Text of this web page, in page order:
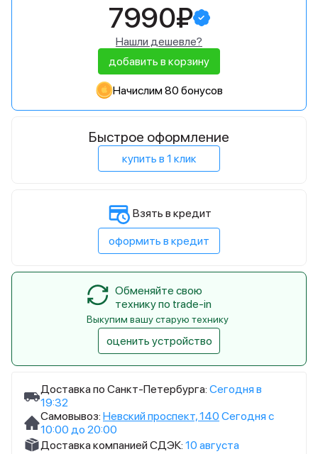
Доставка по Санкт-Петербурга: Сегодня в
19:32
Самовывоз: Невский проспект, 140 Сегодня с
10:00 до 20:00
Доставка компанией СДЭК: 10 августа
7990₽
Нашли дешевле?
добавить в корзину
Начислим 80 бонусов
Быстрое оформление
купить в 1 клик
Взять в кредит
оформить в кредит
Обменяйте свою
технику по trade-in
Выкупим вашу старую технику
оценить устройство